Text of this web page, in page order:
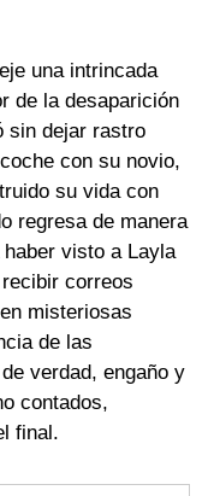
una intrincada
de la desaparición
sin dejar rastro
con su novio,
su vida con
regresa de manera
visto a Layla
correos
misteriosas
de las
verdad, engaño y
contados,
final.